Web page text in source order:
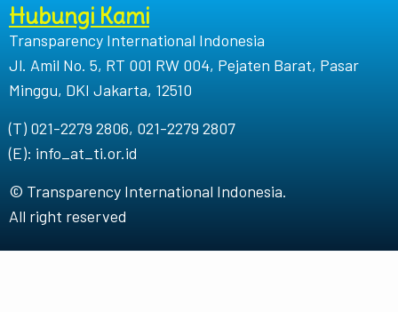
Hubungi Kami
Transparency International Indonesia
Jl. Amil No. 5, RT 001 RW 004, Pejaten Barat, Pasar
Minggu, DKI Jakarta, 12510
(T) 021-2279 2806, 021-2279 2807
(E): info_at_ti.or.id
© Transparency International Indonesia.
All right reserved